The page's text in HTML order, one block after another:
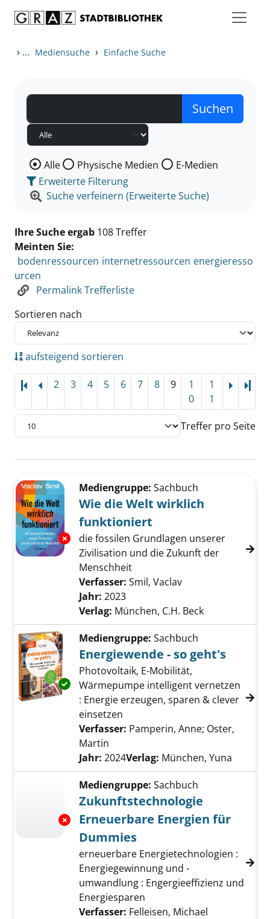
› ... Mediensuche › Einfache Suche
Wählen Sie die Medienart nach der Sie suchen wollen.
Alle Physische Medien
E-Medien
Erweiterte Filterung
Suche verfeinern (Erweiterte Suche)
Ihre Suche ergab 108 Treffer
Meinten Sie:
bodenressourcen internetressourcen energieresso
urcen
Permalink Trefferliste
Sortieren nach
aufsteigend sortieren
2 3 4 5 6 7 8 9
1
0
1
1
Treffer pro Seite
Zu den Suchfiltern springen
Exemplar-Details von Wie die Welt wirklich
Mediengruppe: Sachbuch
Wie die Welt wirklich
funktioniert
die fossilen Grundlagen unserer
Zivilisation und die Zukunft der
Menschheit
Verfasser: Smil, Vaclav
Jahr: 2023
Verlag: München, C.H. Beck
Exemplar-Details von Energiewende - so
Mediengruppe: Sachbuch
Energiewende - so geht's
Photovoltaik, E-Mobilität,
Wärmepumpe intelligent vernetzen
: Energie erzeugen, sparen & clever
einsetzen
Verfasser: Pamperin, Anne; Oster,
Martin
Jahr: 2024Verlag: München, Yuna
Exemplar-Details von Zukunftstechnologie
Mediengruppe: Sachbuch
Zukunftstechnologie
Erneuerbare Energien für
Dummies
erneuerbare Energietechnologien :
Energiegewinnung und -
umwandlung : Engergieeffizienz und
Energiesparen
Verfasser: Felleisen, Michael